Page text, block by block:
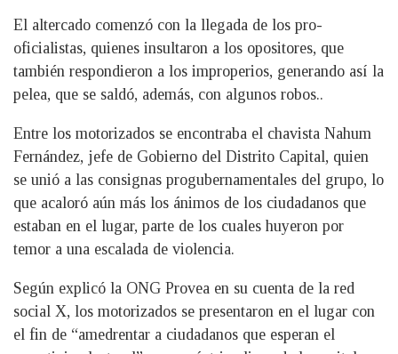
El altercado comenzó con la llegada de los pro-
oficialistas, quienes insultaron a los opositores, que
también respondieron a los improperios, generando así la
pelea, que se saldó, además, con algunos robos..
Entre los motorizados se encontraba el chavista Nahum
Fernández, jefe de Gobierno del Distrito Capital, quien
se unió a las consignas progubernamentales del grupo, lo
que acaloró aún más los ánimos de los ciudadanos que
estaban en el lugar, parte de los cuales huyeron por
temor a una escalada de violencia.
Según explicó la ONG Provea en su cuenta de la red
social X, los motorizados se presentaron en el lugar con
el fin de “amedrentar a ciudadanos que esperan el